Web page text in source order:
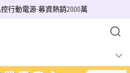
控行動電源-募資熱銷2000萬